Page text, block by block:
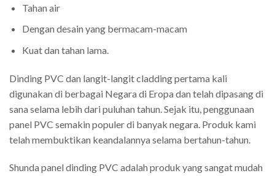
Tahan air
Dengan desain yang bermacam-macam
Kuat dan tahan lama.
Dinding PVC dan langit-langit cladding pertama kali
digunakan di berbagai Negara di Eropa dan telah dipasang di
sana selama lebih dari puluhan tahun. Sejak itu, penggunaan
panel PVC semakin populer di banyak negara. Produk kami
telah membuktikan keandalannya selama bertahun-tahun.
Shunda panel dinding PVC adalah produk yang sangat mudah